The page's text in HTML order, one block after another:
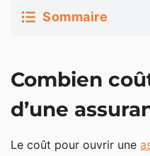
Sommaire
Privilégiez des contrats
Comparez les frais de
Combien
d’une
Le coût pour ouvrir une